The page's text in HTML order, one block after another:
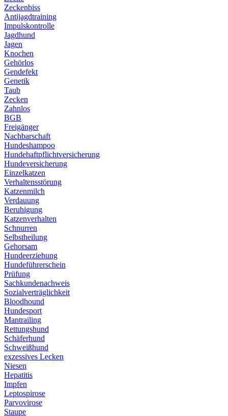
Zeckenbiss
Antijagdtraining
Impulskontrolle
Jagdhund
Jagen
Knochen
Gehörlos
Gendefekt
Genetik
Taub
Zecken
Zahnlos
BGB
Freigänger
Nachbarschaft
Hundeshampoo
Hundehaftpflichtversicherung
Hundeversicherung
Einzelkatzen
Verhaltensstörung
Katzenmilch
Verdauung
Beruhigung
Katzenverhalten
Schnurren
Selbstheilung
Gehorsam
Hundeerziehung
Hundeführerschein
Prüfung
Sachkundenachweis
Sozialverträglichkeit
Bloodhound
Hundesport
Mantrailing
Rettungshund
Schäferhund
Schweißhund
exzessives Lecken
Niesen
Hepatitis
Impfen
Leptospirose
Parvovirose
Staupe